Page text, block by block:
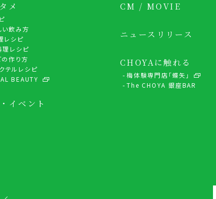
メ
い飲み方
レシピ
理レシピ
の作り方
テルレシピ
BEAUTY
イベント
CM / MOVIE
ニュースリリース
CHOYAに触れる
梅体験専門店「蝶矢」
The CHOYA 銀座BAR